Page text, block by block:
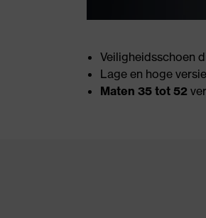
Veiligheidsschoen
Lage en hoge
Maten 35 tot 52